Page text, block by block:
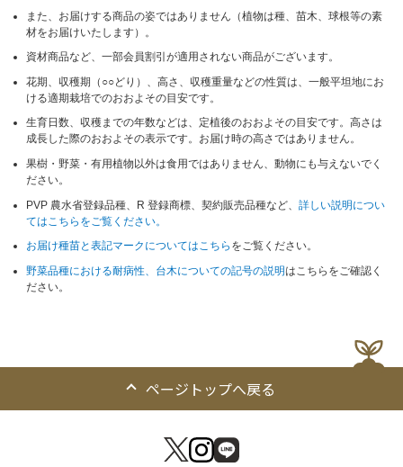
また、お届けする商品の姿ではありません（植物は種、苗木、球根等の素
材をお届けいたします）。
資材商品など、一部会員割引が適用されない商品がございます。
花期、収穫期（○○どり）、高さ、収穫重量などの性質は、一般平坦地にお
ける適期栽培でのおおよその目安です。
生育日数、収穫までの年数などは、定植後のおおよその目安です。高さは
成長した際のおおよその表示です。お届け時の高さではありません。
果樹・野菜・有用植物以外は食用ではありません、動物にも与えないでく
ださい。
PVP 農水省登録品種、R 登録商標、契約販売品種など、詳しい説明につい
てはこちらをご覧ください。
お届け種苗と表記マークについてはこちら をご覧ください。
野菜品種における耐病性、台木についての記号の説明はこちらをご確認く
ださい。
ページトップへ戻る